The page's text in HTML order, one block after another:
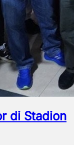
di Stadion